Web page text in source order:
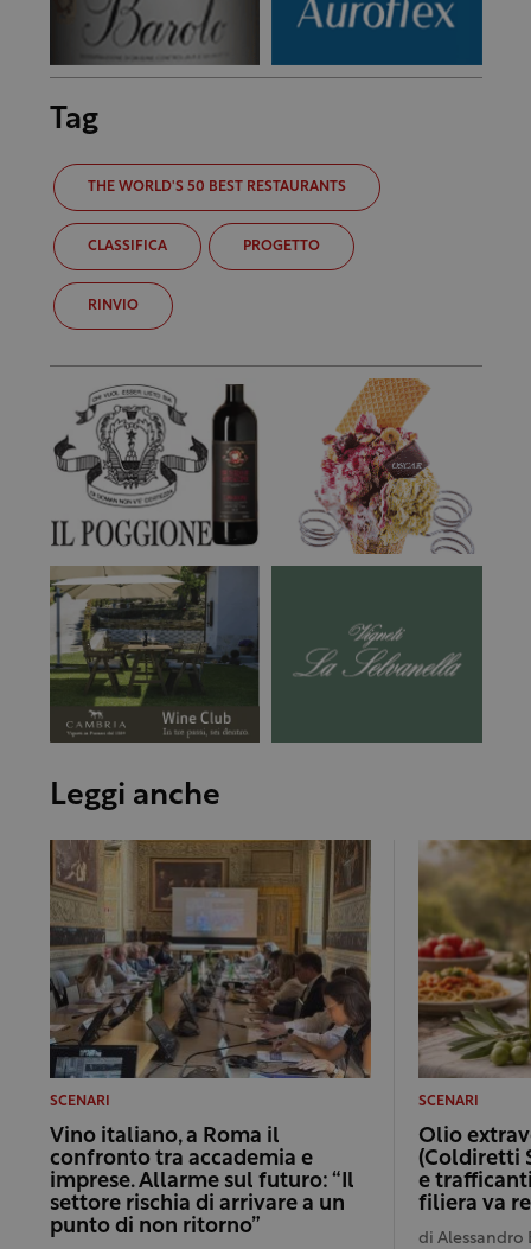
Tag
THE WORLD'S 50 BEST RESTAURANTS
CLASSIFICA PROGETTO
RINVIO
Leggi anche
SCENARI
Vino italiano, a Roma il
confronto tra accademia e
imprese. Allarme sul futuro: “Il
settore rischia di arrivare a un
punto di non ritorno”
SCENARI
Olio
(Coldiretti
e
filiera va
diAlessandro